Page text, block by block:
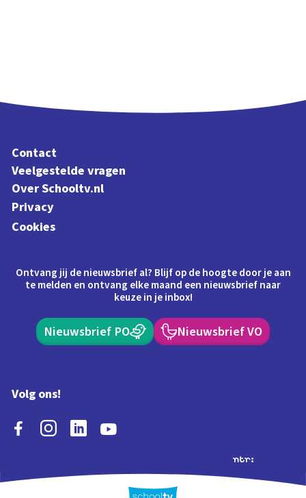
Contact
Veelgestelde vragen
Over Schooltv.nl
Privacy
Cookies
Ontvang jij de nieuwsbrief al? Blijf op de hoogte door je aan
te melden en ontvang elke maand een nieuwsbrief naar
keuze in je inbox!
Nieuwsbrief PO Nieuwsbrief VO
Volg ons!